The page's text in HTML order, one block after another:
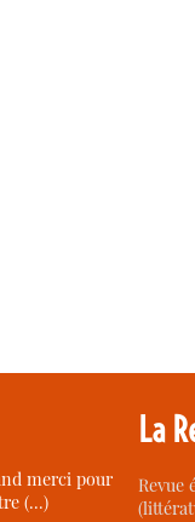
merci pour
(…)
La
Revue